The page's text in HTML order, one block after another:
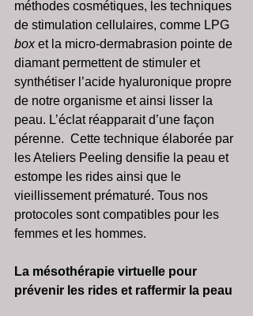
méthodes cosmétiques, les techniques
de stimulation cellulaires, comme LPG
box et la micro-dermabrasion pointe de
diamant permettent de stimuler et
synthétiser l’acide hyaluronique propre
de notre organisme et ainsi lisser la
peau. L’éclat réapparait d’une façon
pérenne.  Cette technique élaborée par
les Ateliers Peeling densifie la peau et
estompe les rides ainsi que le
vieillissement prématuré. Tous nos
protocoles sont compatibles pour les
femmes et les hommes.
La mésothérapie virtuelle pour
prévenir les rides et raffermir la peau